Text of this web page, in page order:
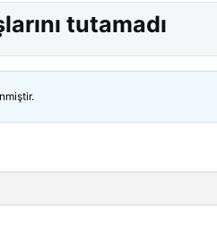
tutamadı